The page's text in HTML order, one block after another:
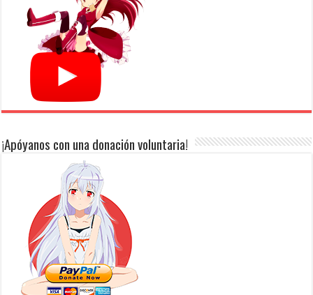
¡Apóyanos con una donación voluntaria!